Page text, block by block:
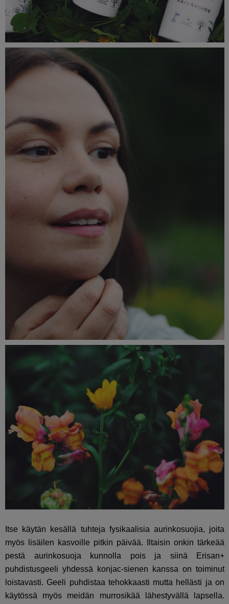
Itse käytän kesällä tuhteja fysikaalisia aurinkosuojia, joita
myös lisäilen kasvoille pitkin päivää. Iltaisin onkin tärkeää
pestä aurinkosuoja kunnolla pois ja siinä Erisan+
puhdistusgeeli yhdessä konjac-sienen kanssa on toiminut
loistavasti. Geeli puhdistaa tehokkaasti mutta hellästi ja on
käytössä myös meidän murrosikää lähestyvällä lapsella.